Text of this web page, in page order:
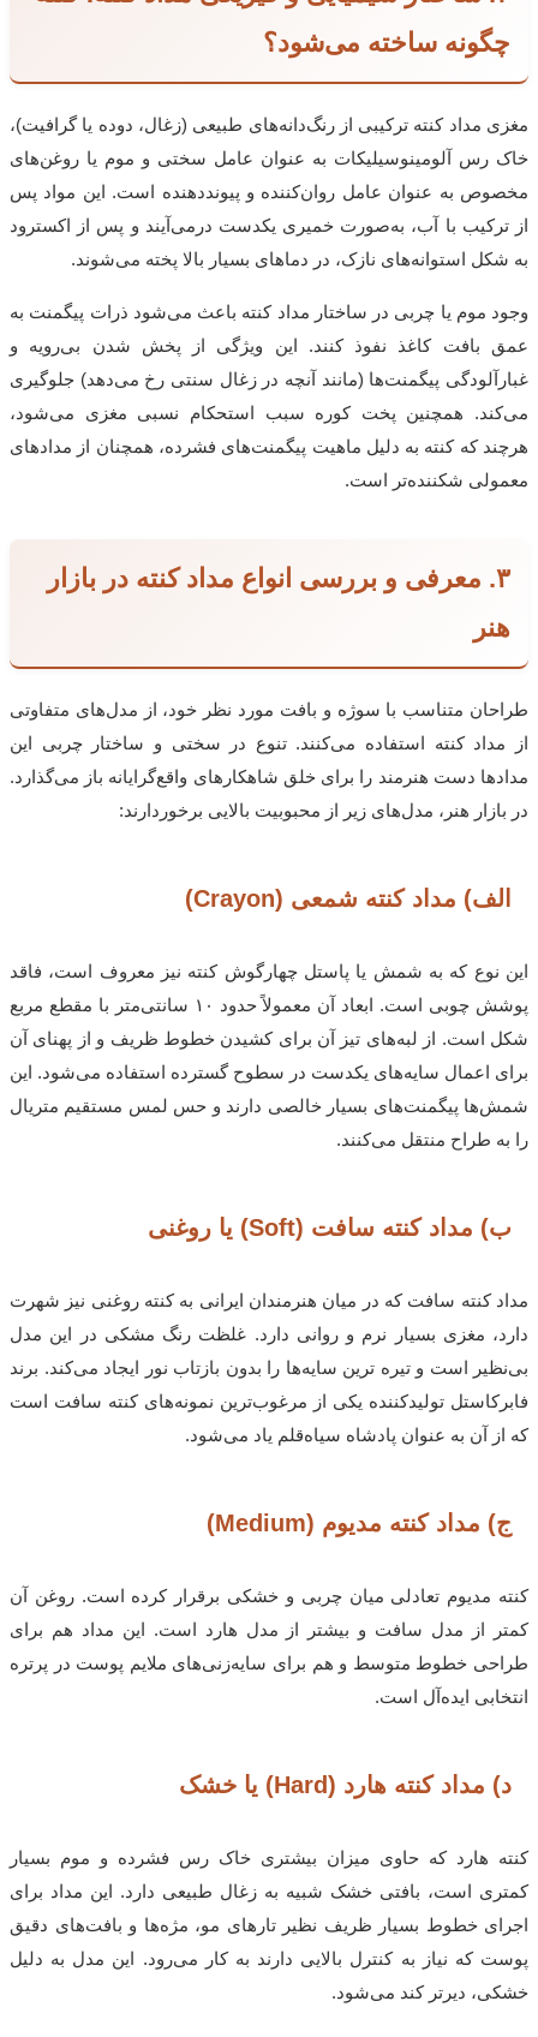
چگونه ساخته می‌شود؟
مغزی مداد کنته ترکیبی از رنگ‌دانه‌های طبیعی (زغال، دوده یا گرافیت)،
خاک رس آلومینوسیلیکات به عنوان عامل سختی و موم یا روغن‌های
مخصوص به عنوان عامل روان‌کننده و پیونددهنده است. این مواد پس
از ترکیب با آب، به‌صورت خمیری یکدست درمی‌آیند و پس از اکسترود
به شکل استوانه‌های نازک، در دماهای بسیار بالا پخته می‌شوند.
وجود موم یا چربی در ساختار مداد کنته باعث می‌شود ذرات پیگمنت به
عمق بافت کاغذ نفوذ کنند. این ویژگی از پخش شدن بی‌رویه و
غبارآلودگی پیگمنت‌ها (مانند آنچه در زغال سنتی رخ می‌دهد) جلوگیری
می‌کند. همچنین پخت کوره سبب استحکام نسبی مغزی می‌شود،
هرچند که کنته به دلیل ماهیت پیگمنت‌های فشرده، همچنان از مدادهای
معمولی شکننده‌تر است.
۳. معرفی و بررسی انواع مداد کنته در بازار
هنر
طراحان متناسب با سوژه و بافت مورد نظر خود، از مدل‌های متفاوتی
از مداد کنته استفاده می‌کنند. تنوع در سختی و ساختار چربی این
مدادها دست هنرمند را برای خلق شاهکارهای واقع‌گرایانه باز می‌گذارد.
در بازار هنر، مدل‌های زیر از محبوبیت بالایی برخوردارند:
الف) مداد کنته شمعی (Crayon)
این نوع که به شمش یا پاستل چهارگوش کنته نیز معروف است، فاقد
پوشش چوبی است. ابعاد آن معمولاً حدود ۱۰ سانتی‌متر با مقطع مربع
شکل است. از لبه‌های تیز آن برای کشیدن خطوط ظریف و از پهنای آن
برای اعمال سایه‌های یکدست در سطوح گسترده استفاده می‌شود. این
شمش‌ها پیگمنت‌های بسیار خالصی دارند و حس لمس مستقیم متریال
را به طراح منتقل می‌کنند.
ب) مداد کنته سافت (Soft) یا روغنی
مداد کنته سافت که در میان هنرمندان ایرانی به کنته روغنی نیز شهرت
دارد، مغزی بسیار نرم و روانی دارد. غلظت رنگ مشکی در این مدل
بی‌نظیر است و تیره ترین سایه‌ها را بدون بازتاب نور ایجاد می‌کند. برند
فابرکاستل تولیدکننده یکی از مرغوب‌ترین نمونه‌های کنته سافت است
که از آن به عنوان پادشاه سیاه‌قلم یاد می‌شود.
ج) مداد کنته مدیوم (Medium)
کنته مدیوم تعادلی میان چربی و خشکی برقرار کرده است. روغن آن
کمتر از مدل سافت و بیشتر از مدل هارد است. این مداد هم برای
طراحی خطوط متوسط و هم برای سایه‌زنی‌های ملایم پوست در پرتره
انتخابی ایده‌آل است.
د) مداد کنته هارد (Hard) یا خشک
کنته هارد که حاوی میزان بیشتری خاک رس فشرده و موم بسیار
کمتری است، بافتی خشک شبیه به زغال طبیعی دارد. این مداد برای
اجرای خطوط بسیار ظریف نظیر تارهای مو، مژه‌ها و بافت‌های دقیق
پوست که نیاز به کنترل بالایی دارند به کار می‌رود. این مدل به دلیل
خشکی، دیرتر کند می‌شود.